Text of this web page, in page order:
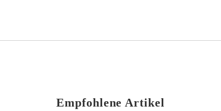
Empfohlene Artikel